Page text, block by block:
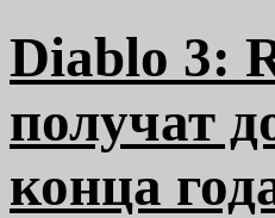
Diablo 3:
получат
конца